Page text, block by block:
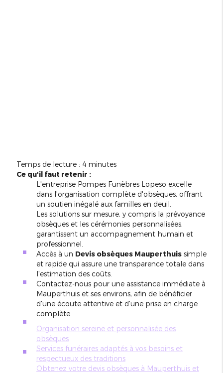
Temps de lecture : 4 minutes
Ce qu'il faut retenir :
L'entreprise Pompes Funèbres Lopeso excelle
dans l'organisation complète d'obsèques, offrant
un soutien inégalé aux familles en deuil.
Les solutions sur mesure, y compris la prévoyance
obsèques et les cérémonies personnalisées,
garantissent un accompagnement humain et
professionnel.
Accès à un Devis obsèques Mauperthuissimple
et rapide qui assure une transparence totale dans
l'estimation des coûts.
Contactez-nous pour une assistance immédiate à
Mauperthuis et ses environs, afin de bénéficier
d'une écoute attentive et d'une prise en charge
complète.
Organisation sereine et personnalisée des
obsèques
Services funéraires adaptés à vos besoins et
respectueux des traditions
Obtenez votre devis obsèques à Mauperthuis et